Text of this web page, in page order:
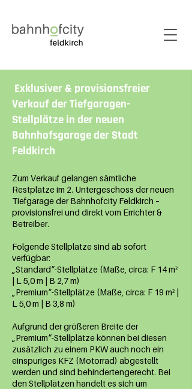
Exklusiver & provisionsfreier
Verkauf der Tiefgaragen-
Stellplätze in der neuen
Bahnhofsgarage der Stadt
Feldkirch
Zum Verkauf gelangen sämtliche
Restplätze im 2. Untergeschoss der neuen
Tiefgarage der Bahnhofcity Feldkirch –
provisionsfrei und direkt vom Errichter &
Betreiber.
Folgende Stellplätze sind ab sofort
verfügbar:
„Standard“-Stellplätze (Maße, circa: F 14 m²
| L 5,0 m | B 2,7 m)
„Premium“-Stellplätze (Maße, circa: F 19 m² |
L 5,0 m | B 3,8 m)
Aufgrund der größeren Breite der
„Premium“-Stellplätze können bei diesen
zusätzlich zu einem PKW auch noch ein
einspuriges KFZ (Motorrad) abgestellt
werden und sind behindertengerecht. Bei
den Stellplätzen handelt es sich um